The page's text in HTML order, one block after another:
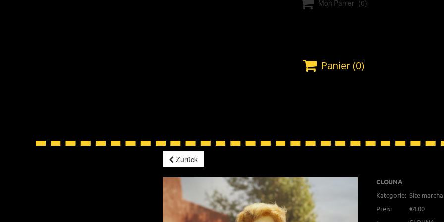
Mon Panier (0)
 Panier (0)
Zurück
CLOUNA
Kategorie: Site
Preis:
€4.00